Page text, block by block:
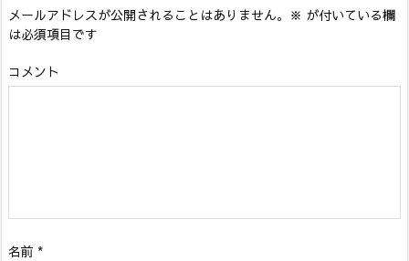
メールアドレスが公開されることはありません。 ※ が付いている欄
は必須項目です
コメント
名前 *